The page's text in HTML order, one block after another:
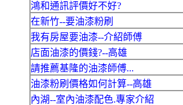
鴻和通訊評價好不好?
在新竹--要油漆粉刷
我有房屋要油漆--介紹師傅
店面油漆的價錢?--高雄
請推薦基隆的油漆師傅...
油漆粉刷價格如何計算--高雄
內湖--室內油漆配色.專家介紹